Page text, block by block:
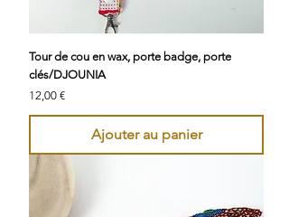
Tour de cou en wax, porte badge, porte
clés/DJOUNIA
Prix
12,00 €
Ajouter au panier